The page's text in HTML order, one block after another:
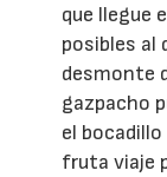
que llegue
posibles al
desmonte
gazpacho
el
fruta viaje